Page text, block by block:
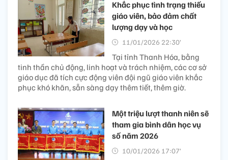
Khắc phục tình trạng thiếu
giáo viên, bảo đảm chất
lượng dạy và học
11/01/2026 22:30’
Tại tỉnh Thanh Hóa, bằng
tinh thần chủ động, linh hoạt và trách nhiệm, các cơ sở
giáo dục đã tích cực động viên đội ngũ giáo viên khắc
phục khó khăn, sẵn sàng dạy thêm tiết, thêm giờ.
Một triệu lượt thanh niên sẽ
tham gia bình dân học vụ
số năm 2026
10/01/2026 17:07’